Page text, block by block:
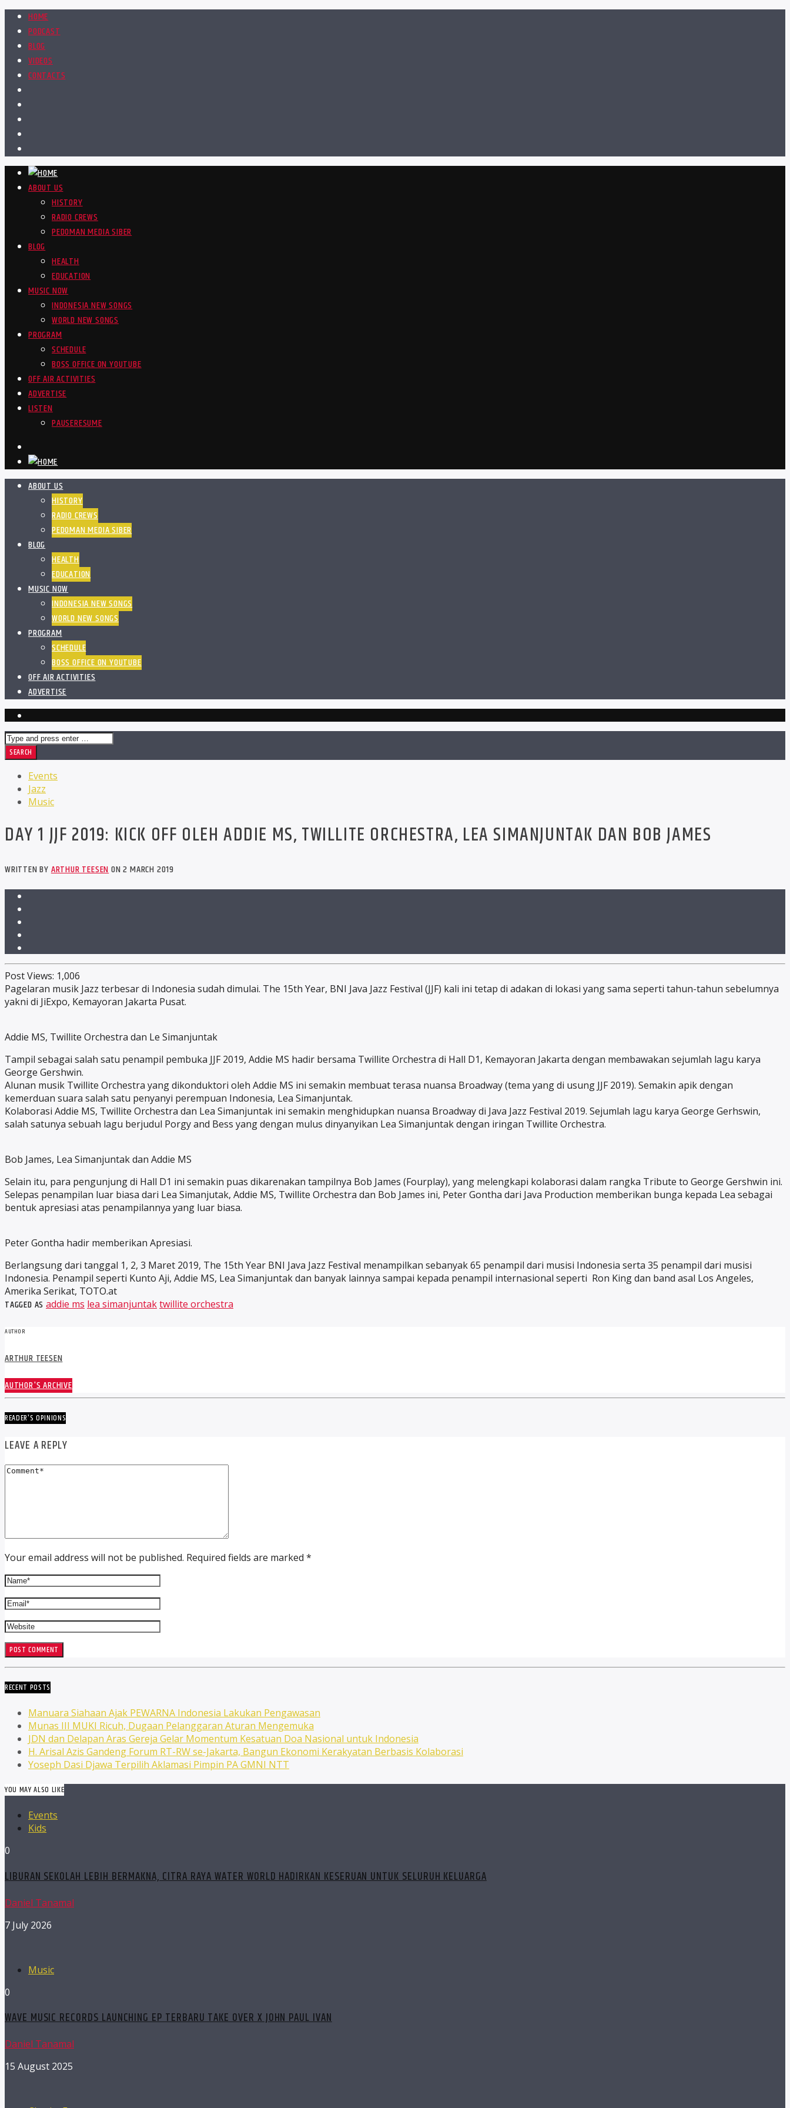
HOME
PODCAST
BLOG
VIDEOS
CONTACTS
ABOUT US
HISTORY
RADIO CREWS
PEDOMAN MEDIA SIBER
BLOG
HEALTH
EDUCATION
MUSIC NOW
INDONESIA NEW SONGS
WORLD NEW SONGS
PROGRAM
SCHEDULE
BOSS OFFICE ON YOUTUBE
OFF AIR ACTIVITIES
ADVERTISE
LISTEN
PAUSERESUME
ABOUT US
HISTORY
RADIO CREWS
PEDOMAN MEDIA SIBER
BLOG
HEALTH
EDUCATION
MUSIC NOW
INDONESIA NEW SONGS
WORLD NEW SONGS
PROGRAM
SCHEDULE
BOSS OFFICE ON YOUTUBE
OFF AIR ACTIVITIES
ADVERTISE
Events
Jazz
Music
DAY 1 JJF 2019: KICK OFF OLEH ADDIE MS, TWILLITE ORCHESTRA, LEA SIMANJUNTAK DAN BOB JAMES
WRITTEN BYARTHUR TEESENON 2 MARCH 2019
Post Views: 1,006
Pagelaran musik Jazz terbesar di Indonesia sudah dimulai. The 15th Year, BNI Java Jazz Festival (JJF) kali ini tetap di adakan di lokasi yang sama seperti tahun-tahun sebelumnya
yakni di JiExpo, Kemayoran Jakarta Pusat.
Addie MS, Twillite Orchestra dan Le Simanjuntak
Tampil sebagai salah satu penampil pembuka JJF 2019, Addie MS hadir bersama Twillite Orchestra di Hall D1, Kemayoran Jakarta dengan membawakan sejumlah lagu karya
George Gershwin.
Alunan musik Twillite Orchestra yang dikonduktori oleh Addie MS ini semakin membuat terasa nuansa Broadway (tema yang di usung JJF 2019). Semakin apik dengan
kemerduan suara salah satu penyanyi perempuan Indonesia, Lea Simanjuntak.
Kolaborasi Addie MS, Twillite Orchestra dan Lea Simanjuntak ini semakin menghidupkan nuansa Broadway di Java Jazz Festival 2019. Sejumlah lagu karya George Gerhswin,
salah satunya sebuah lagu berjudul Porgy and Bess yang dengan mulus dinyanyikan Lea Simanjuntak dengan iringan Twillite Orchestra.
Bob James, Lea Simanjuntak dan Addie MS
Selain itu, para pengunjung di Hall D1 ini semakin puas dikarenakan tampilnya Bob James (Fourplay), yang melengkapi kolaborasi dalam rangka Tribute to George Gershwin ini.
Selepas penampilan luar biasa dari Lea Simanjutak, Addie MS, Twillite Orchestra dan Bob James ini, Peter Gontha dari Java Production memberikan bunga kepada Lea sebagai
bentuk apresiasi atas penampilannya yang luar biasa.
Peter Gontha hadir memberikan Apresiasi.
Berlangsung dari tanggal 1, 2, 3 Maret 2019, The 15th Year BNI Java Jazz Festival menampilkan sebanyak 65 penampil dari musisi Indonesia serta 35 penampil dari musisi
Indonesia. Penampil seperti Kunto Aji, Addie MS, Lea Simanjuntak dan banyak lainnya sampai kepada penampil internasional seperti Ron King dan band asal Los Angeles,
Amerika Serikat, TOTO.at
TAGGED AS addie ms lea simanjuntaktwillite orchestra
AUTHOR
ARTHUR TEESEN
AUTHOR'S ARCHIVE
READER'S OPINIONS
LEAVE A REPLY
Your email address will not be published. Required fields are marked *
RECENT POSTS
Manuara Siahaan Ajak PEWARNA Indonesia Lakukan Pengawasan
Munas III MUKI Ricuh, Dugaan Pelanggaran Aturan Mengemuka
JDN dan Delapan Aras Gereja Gelar Momentum Kesatuan Doa Nasional untuk Indonesia
H. Arisal Azis Gandeng Forum RT-RW se-Jakarta, Bangun Ekonomi Kerakyatan Berbasis Kolaborasi
Yoseph Dasi Djawa Terpilih Aklamasi Pimpin PA GMNI NTT
YOU MAY ALSO LIKE
Events
Kids
0
LIBURAN SEKOLAH LEBIH BERMAKNA, CITRA RAYA WATER WORLD HADIRKAN KESERUAN UNTUK SELURUH KELUARGA
Daniel Tanamal
7 July 2026
Music
0
WAVE MUSIC RECORDS LAUNCHING EP TERBARU TAKE OVER X JOHN PAUL IVAN
Daniel Tanamal
15 August 2025